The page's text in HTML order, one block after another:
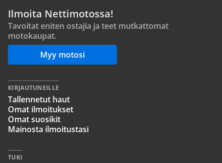
Ilmoita Nettimotossa!
Tavoitat eniten ostajia ja teet mutkattomat
motokaupat.
Myy motosi
KIRJAUTUNEILLE
Tallennetut haut
Omat ilmoitukset
Omat suosikit
Mainosta ilmoitustasi
TUKI